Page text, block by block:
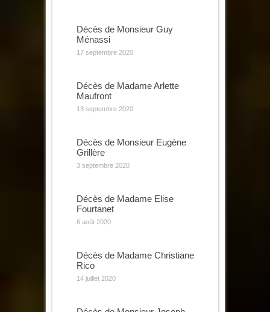
Décès de Monsieur Guy
Ménassi
17 septembre 2020
Décès de Madame Arlette
Maufront
13 septembre 2020
Décès de Monsieur Eugène
Grillère
3 septembre 2020
Décès de Madame Elise
Fourtanet
6 août 2020
Décès de Madame Christiane
Rico
14 juillet 2020